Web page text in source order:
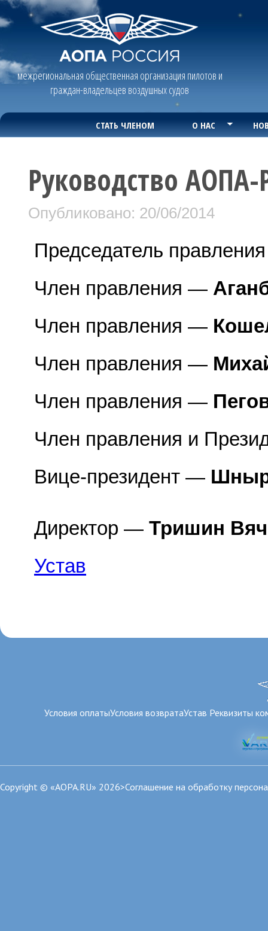
межрегиональная общественная организация пилотов и
граждан-владельцев воздушных судов
СТАТЬ ЧЛЕНОМ О НАС
Руководство АОПА-
Опубликовано: 20/06/2014
Председатель правления
Член правления —
Член правления —
Член правления —
Член правления —
Член правления и
Вице-президент —
Директор — Тришин
Устав
Условия оплатыУсловия возвратаУстав Реквизиты
Copyright © «AOPA.RU» 2026>Соглашение на обработку